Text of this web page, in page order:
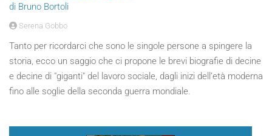
di Bruno Bortoli
Serena Gobbo
Tanto per ricordarci che sono le singole persone a spingere la
storia, ecco un saggio che ci propone le brevi biografie di decine
e decine di "giganti" del lavoro sociale, dagli inizi dell’età moderna
fino alle soglie della seconda guerra mondiale.